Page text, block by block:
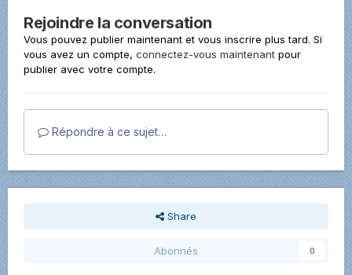
Rejoindre la conversation
Vous pouvez publier maintenant et vous inscrire plus tard. Si
vous avez un compte, connectez-vous maintenant pour
publier avec votre compte.
Répondre à ce sujet…
Share
Abonnés 0